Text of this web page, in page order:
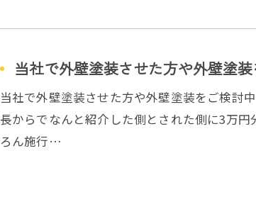
当社で外壁塗装させた方や外壁塗
当社で外壁塗装させた方や外壁塗装をご検討
長からでなんと紹介した側とされた側に3万
ろん施行…